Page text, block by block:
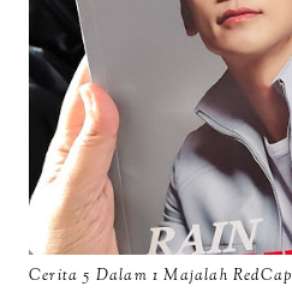
Cerita 5 Dalam 1 Majalah RedCap